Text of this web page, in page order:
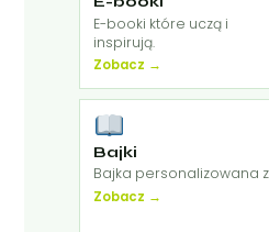
E-booki które uczą i
inspirują.
Zobacz →
Bajki
Bajka personalizowana
Zobacz →